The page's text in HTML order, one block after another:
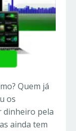
Quem já
os
dinheiro pela
ainda tem